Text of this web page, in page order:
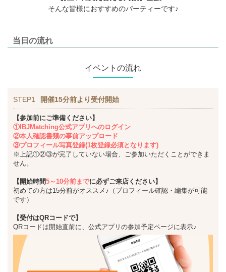
そんな皆様におすすめのパーティーです♪
当日の流れ
イベントの流れ
STEP1 開催15分前より受付開始
【参加前にご準備ください】
①IBJMatching公式アプリへのログイン
②本人確認書類の事前アップロード
③プロフィール写真登録(1枚登録必須となります)
※上記①②③が完了していない場合、ご参加いただくことができま
せん。
【開始時間5～10分前までに必ずご来店ください】
初めての方は15分前がオススメ♪（プロフィール確認・編集が可能
です）
【受付はQRコードで】
QRコードは開始直前に、公式アプリの参加予定ページに表示♪